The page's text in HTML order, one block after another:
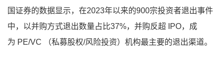
国证券的数据显示，在2023年以来的900宗投资者退出事件
中，以并购方式退出数量占比37%，并购反超 IPO，成
为 PE/VC （私募股权/风险投资）机构最主要的退出渠道。